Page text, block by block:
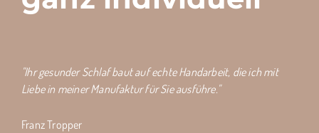
"Ihr gesunder Schlaf baut auf echte Handarbeit, die ich mit
Liebe in meiner Manufaktur für Sie ausführe."
Franz Tropper